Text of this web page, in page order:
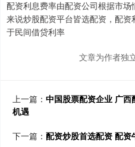
配资利息费率由配资公司根据市
来说炒股配资平台皆选配资，配
于民间借贷利率
文章为作者独
上一篇： 中国股票配资企业 广
机遇
下一篇： 配资炒股首选配资 配